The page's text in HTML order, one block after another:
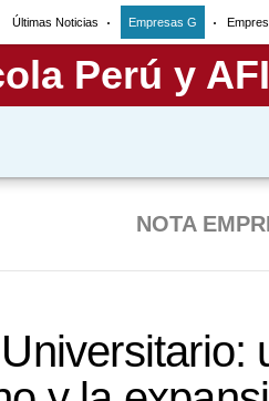
Últimas Noticias Empresas G
NOTA